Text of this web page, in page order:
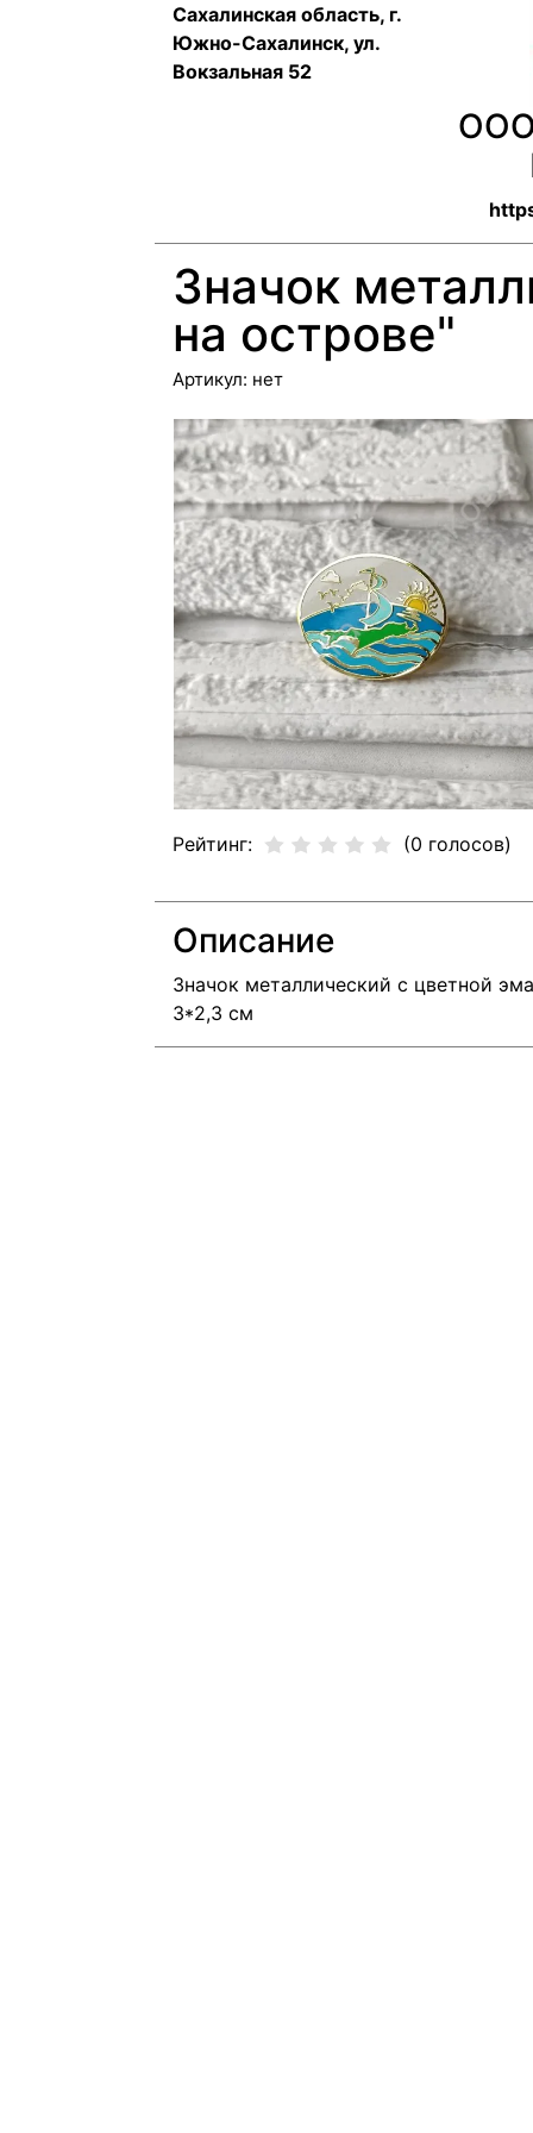
Сахалинская область, г.
Южно-Сахалинск, ул.
Вокзальная 52
Значок
на острове"
Артикул: нет
Рейтинг: (0 голосов)
Описание
Значок металлический с цветной
3*2,3 см